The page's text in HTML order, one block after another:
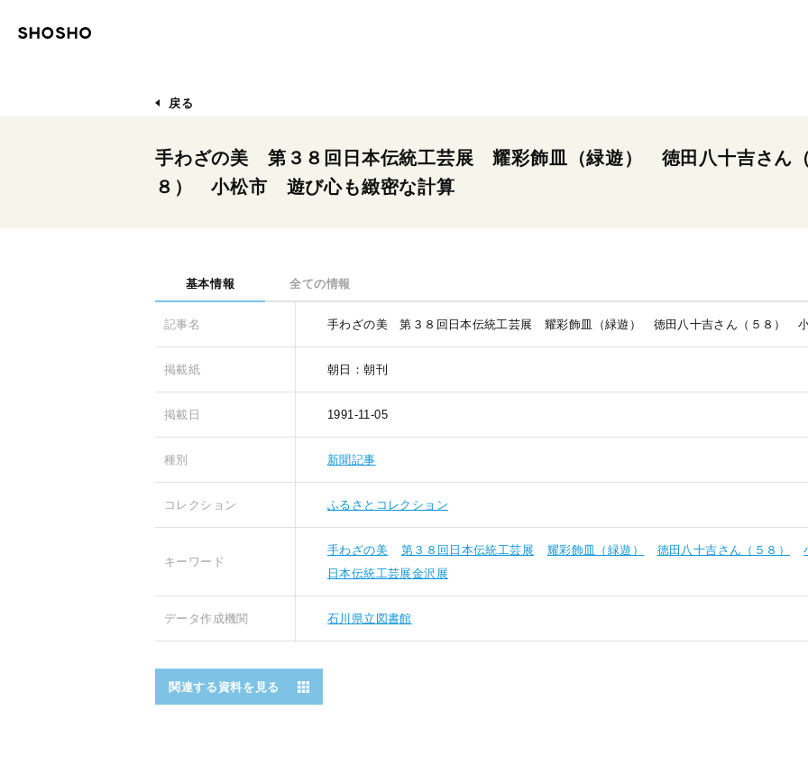
戻る
手わざの美 第３８回日本伝統工芸展 耀彩飾皿（緑遊） 徳田八十吉さん
８） 小松市 遊び心も緻密な計算
基本情報 全ての情報
記事名 手わざの美 第３８回日本伝統工芸展 耀彩飾皿（緑遊） 徳田八十吉さん（５８）
掲載紙 朝日：朝刊
掲載日 1991-11-05
種別 新聞記事
コレクション ふるさとコレクション
キーワード
手わざの美 第３８回日本伝統工芸展 耀彩飾皿（緑遊） 徳田八十吉さん（５８）
日本伝統工芸展金沢展
データ作成機関 石川県立図書館
関連する資料を見る